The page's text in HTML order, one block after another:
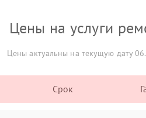
Цены на услуги
Цены актуальны на текущую дату
Срок